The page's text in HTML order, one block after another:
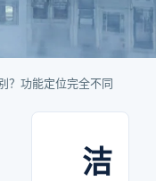
？功能定位完全不同
洁